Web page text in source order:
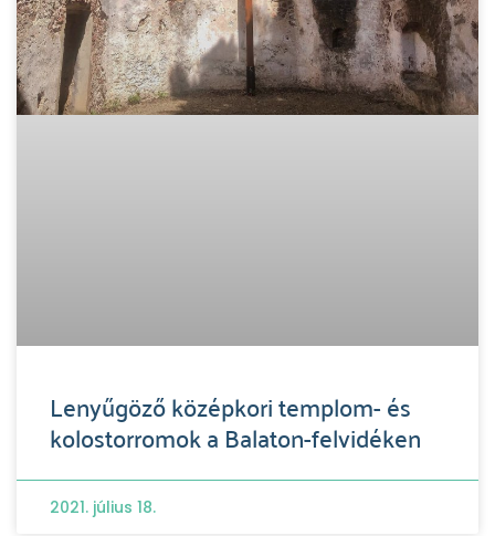
Lenyűgöző középkori templom- és
kolostorromok a Balaton-felvidéken
2021. július 18.